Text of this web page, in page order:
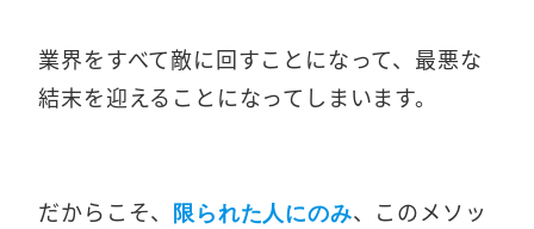
業界をすべて敵に回すことになって、最悪な
結末を迎えることになってしまいます。
だからこそ、 限られた人にのみ、このメソッ